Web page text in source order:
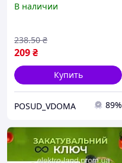
В наличии
209₴
238.50 ₴
Купить
POSUD_VDOMA 89%